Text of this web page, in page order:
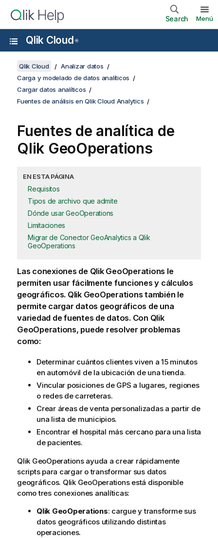
Search Menú
Qlik Cloud ®
Qlik Cloud
Analizar datos
Carga y modelado de datos analíticos
Cargar datos analíticos
Fuentes de análisis en Qlik Cloud Analytics
Fuentes de analítica de
Qlik GeoOperations
EN ESTA PÁGINA
Requisitos
Tipos de archivo que admite
Dónde usar GeoOperations
Limitaciones
Migrar de Conector GeoAnalytics a Qlik
GeoOperations
Las conexiones de Qlik GeoOperations le
permiten usar fácilmente funciones y cálculos
geográficos. Qlik GeoOperations también le
permite cargar datos geográficos de una
variedad de fuentes de datos. Con Qlik
GeoOperations, puede resolver problemas
como:
Determinar cuántos clientes viven a 15 minutos
en automóvil de la ubicación de una tienda.
Vincular posiciones de GPS a lugares, regiones
o redes de carreteras.
Crear áreas de venta personalizadas a partir de
una lista de municipios.
Encontrar el hospital más cercano para una lista
de pacientes.
Qlik GeoOperationsayuda a crear rápidamente
scripts para cargar o transformar sus datos
geográficos. Qlik GeoOperationsestá disponible
como tres conexiones analíticas:
Qlik GeoOperations: cargue y transforme sus
datos geográficos utilizando distintas
operaciones.